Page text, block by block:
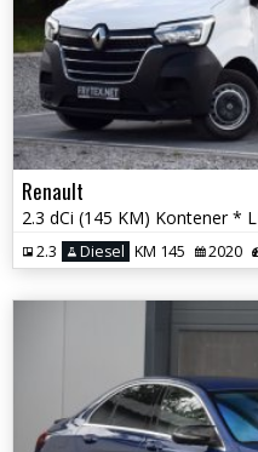
Renault
2.3 Diesel KM 145 2020